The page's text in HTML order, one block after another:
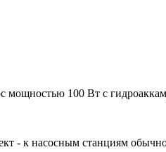
100 Вт с
- к насосным станциям